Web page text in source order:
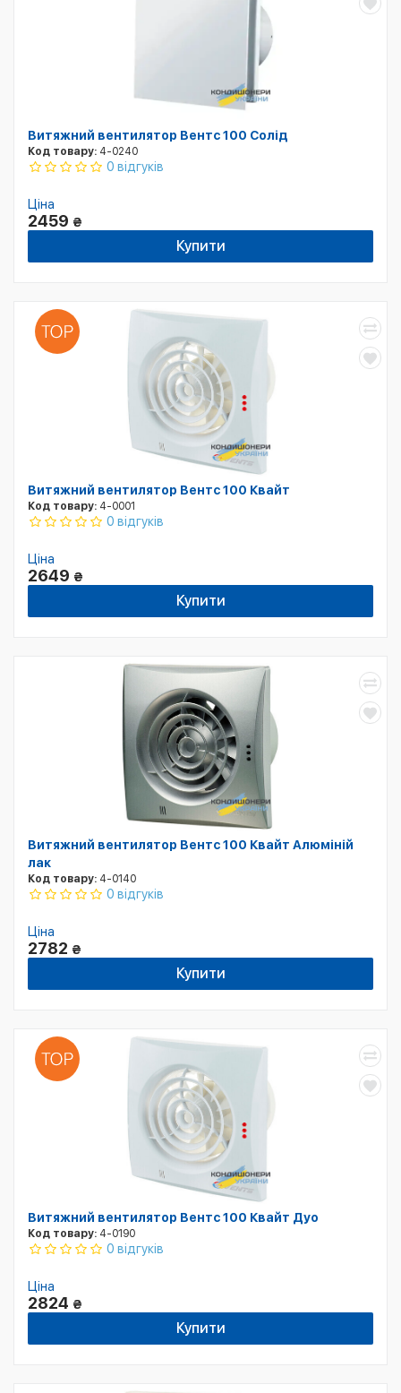
Витяжний вентилятор Вентс 100 Солід
Код товару: 4-0240
0 відгуків
Ціна
2459 ₴
Купити
Витяжний вентилятор Вентс 100 Квайт
Код товару: 4-0001
0 відгуків
Ціна
2649 ₴
Купити
Витяжний вентилятор Вентс 100 Квайт Алюміній
лак
Код товару: 4-0140
0 відгуків
Ціна
2782 ₴
Купити
Витяжний вентилятор Вентс 100 Квайт Дуо
Код товару: 4-0190
0 відгуків
Ціна
2824 ₴
Купити